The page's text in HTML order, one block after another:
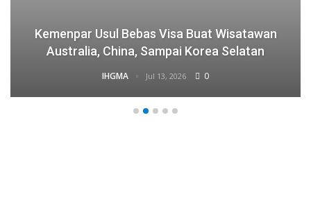
Kemenpar Usul Bebas Visa Buat Wisatawan
Australia, China, Sampai Korea Selatan
IHGMA Jul 13, 2026 0